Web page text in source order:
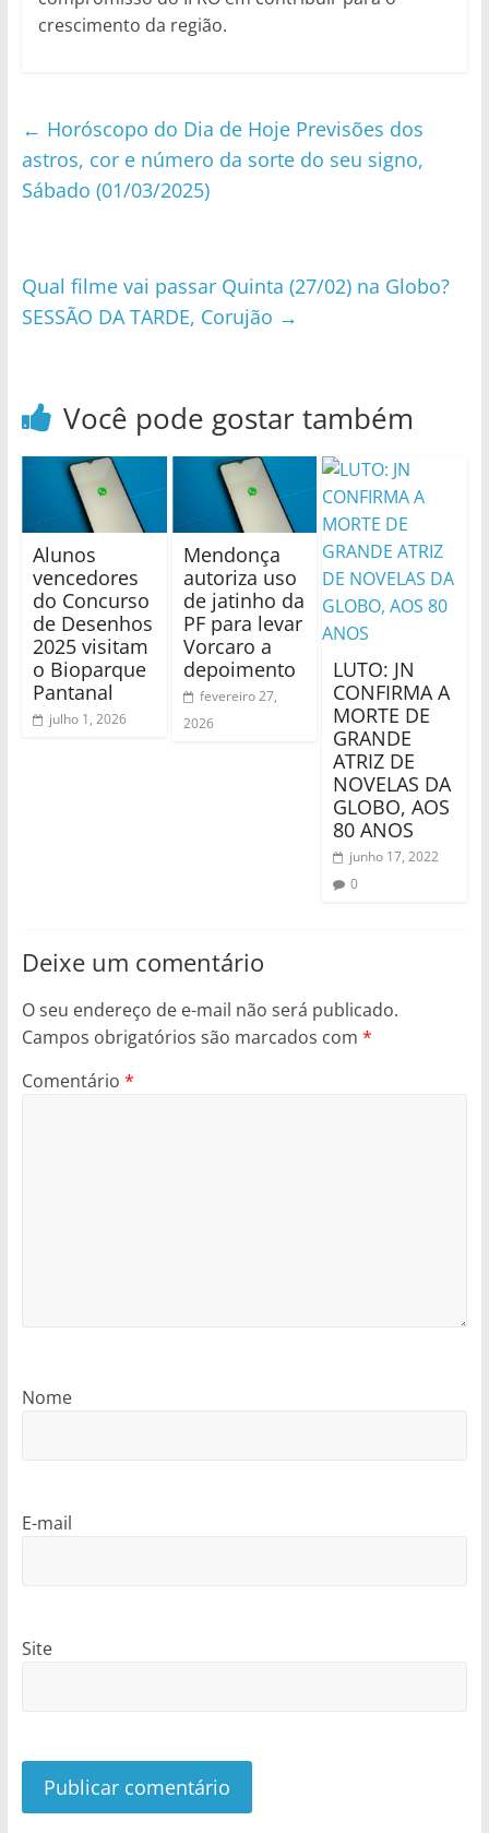
crescimento da região.
← Horóscopo do Dia de Hoje Previsões dos
astros, cor e número da sorte do seu signo,
Sábado (01/03/2025)
Qual filme vai passar Quinta (27/02) na Globo?
SESSÃO DA TARDE, Corujão →
Você pode gostar também
Alunos
vencedores
do Concurso
de Desenhos
2025 visitam
o Bioparque
Pantanal
julho 1, 2026
Mendonça
autoriza uso
de jatinho da
PF para levar
Vorcaro a
depoimento
fevereiro 27,
2026
LUTO: JN
CONFIRMA A
MORTE DE
GRANDE
ATRIZ DE
NOVELAS DA
GLOBO, AOS
80 ANOS
junho 17, 2022
0
Deixe um comentário
O seu endereço de e-mail não será publicado.
Campos obrigatórios são marcados com *
Comentário *
Nome
E-mail
Site